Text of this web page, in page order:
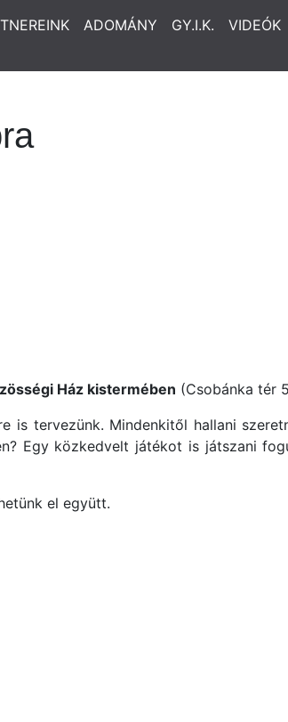
ADOMÁNY GY.I.K. VIDEÓK
Ház kistermében (Csobánka tér
is tervezünk. Mindenkitől hallani
Egy közkedvelt játékot is játszani
el együtt.